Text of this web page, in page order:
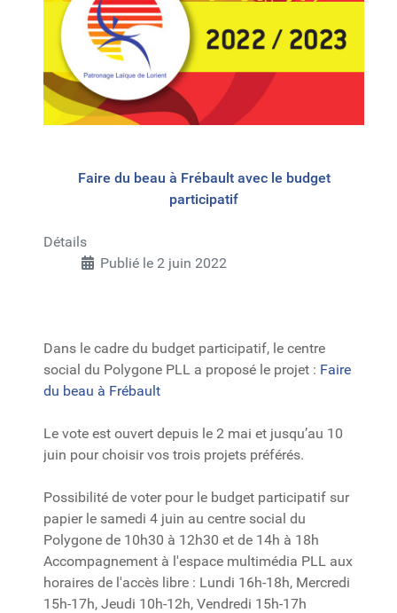
Faire du beau à Frébault avec le budget
participatif
Détails
Publié le 2 juin 2022
Dans le cadre du budget participatif, le centre
social du Polygone PLL a proposé le projet : Faire
du beau à Frébault
Le vote est ouvert depuis le 2 mai et jusqu’au 10
juin pour choisir vos trois projets préférés.
Possibilité de voter pour le budget participatif sur
papier le samedi 4 juin au centre social du
Polygone de 10h30 à 12h30 et de 14h à 18h
Accompagnement à l'espace multimédia PLL aux
horaires de l'accès libre : Lundi 16h-18h, Mercredi
15h-17h, Jeudi 10h-12h, Vendredi 15h-17h